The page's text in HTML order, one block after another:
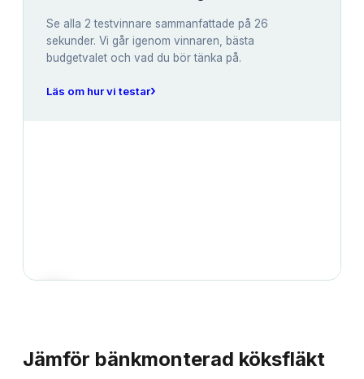
Se alla 2 testvinnare sammanfattade på 26
sekunder. Vi går igenom vinnaren, bästa
budgetvalet och vad du bör tänka på.
Läs om hur vi testar›
Jämför bänkmonterad köksfläkt